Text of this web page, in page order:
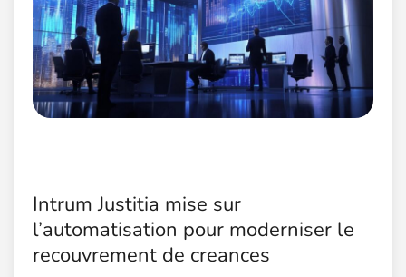
Intrum Justitia mise sur
l’automatisation pour moderniser le
recouvrement de creances